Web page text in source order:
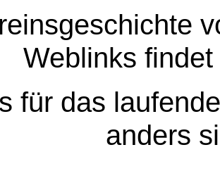
Weblinks
für das
anders